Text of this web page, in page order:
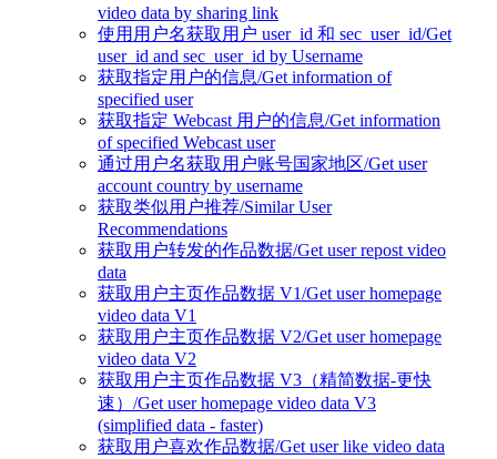
video data by sharing link
使用用户名获取用户 user_id 和 sec_user_id/Get
user_id and sec_user_id by Username
获取指定用户的信息/Get information of
specified user
获取指定 Webcast 用户的信息/Get information
of specified Webcast user
通过用户名获取用户账号国家地区/Get user
account country by username
获取类似用户推荐/Similar User
Recommendations
获取用户转发的作品数据/Get user repost video
data
获取用户主页作品数据 V1/Get user homepage
video data V1
获取用户主页作品数据 V2/Get user homepage
video data V2
获取用户主页作品数据 V3（精简数据-更快
速）/Get user homepage video data V3
(simplified data - faster)
获取用户喜欢作品数据/Get user like video data